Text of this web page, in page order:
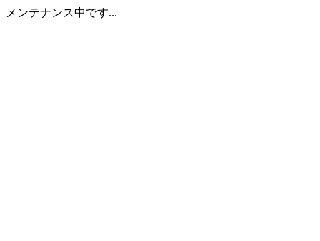
メンテナンス中です...